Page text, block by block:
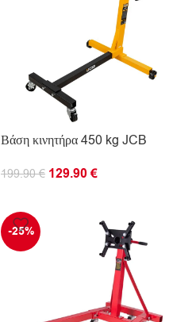
Βάση κινητήρα 450 kg JCB
199.90€ 129.90€
-25%